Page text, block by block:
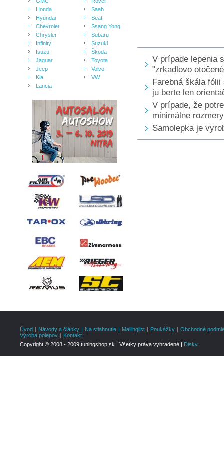
Honda
Hyundai
Chevrolet
Chrysler
Infinity
Isuzu
Jaguar
Jeep
Kia
Lancia
Saab
Seat
Ssang Yong
Subaru
Suzuki
Škoda
Toyota
Volvo
VW
V prípade lepenia
"zrkadlovo
Farebná škála
ju berte len
V prípade, že
minimálne
Samolepka je
Úvod | Návody a články | Na stiahnutie | Mailinglist | Poukážky | Obchodné
Výroba polepov | Kontakt
Copyright © 2008 - 2009 tuningshop.sk | Všetky práva vyhradené | Disky